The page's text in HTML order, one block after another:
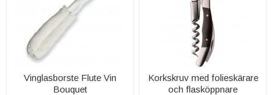
Vinglasborste Flute Vin
Bouquet
Korkskruv med folieskärare
och flasköppnare